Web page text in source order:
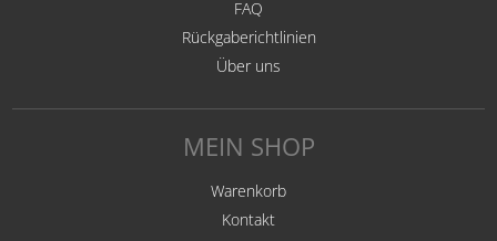
FAQ
Rückgaberichtlinien
Über uns
MEIN SHOP
Warenkorb
Kontakt